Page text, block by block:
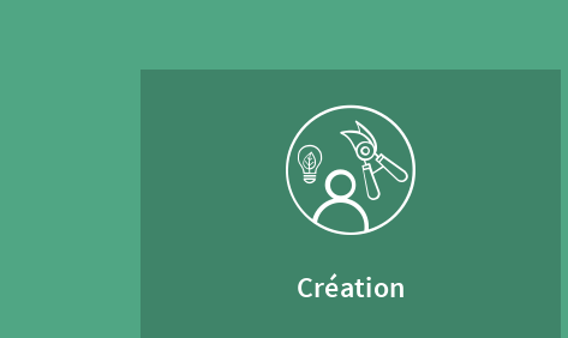
Création